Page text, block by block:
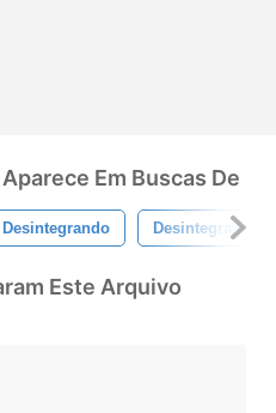
Em Buscas De
Desintegrando Desintegrar
Este Arquivo